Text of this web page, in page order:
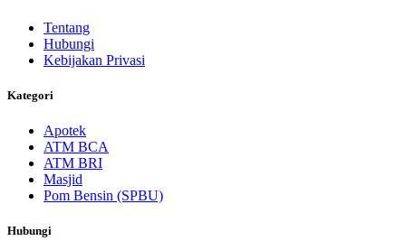
Tentang
Hubungi
Kebijakan Privasi
Kategori
Apotek
ATM BCA
ATM BRI
Masjid
Pom Bensin (SPBU)
Hubungi